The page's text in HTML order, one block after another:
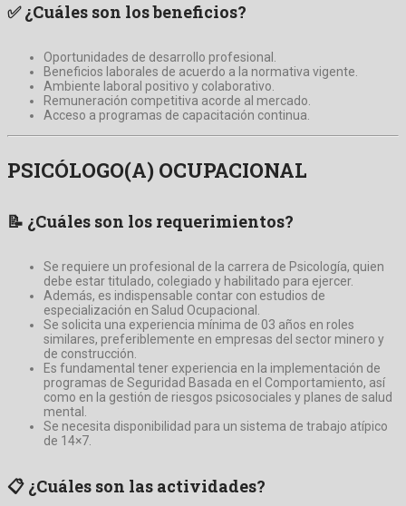
✅¿Cuáles son los beneficios?
Oportunidades de desarrollo profesional.
Beneficios laborales de acuerdo a la normativa vigente.
Ambiente laboral positivo y colaborativo.
Remuneración competitiva acorde al mercado.
Acceso a programas de capacitación continua.
PSICÓLOGO(A) OCUPACIONAL
📝 ¿Cuáles son los requerimientos?
Se requiere un profesional de la carrera de Psicología, quien
debe estar titulado, colegiado y habilitado para ejercer.
Además, es indispensable contar con estudios de
especialización en Salud Ocupacional.
Se solicita una experiencia mínima de 03 años en roles
similares, preferiblemente en empresas del sector minero y
de construcción.
Es fundamental tener experiencia en la implementación de
programas de Seguridad Basada en el Comportamiento, así
como en la gestión de riesgos psicosociales y planes de salud
mental.
Se necesita disponibilidad para un sistema de trabajo atípico
de 14×7.
📋 ¿Cuáles son las actividades?